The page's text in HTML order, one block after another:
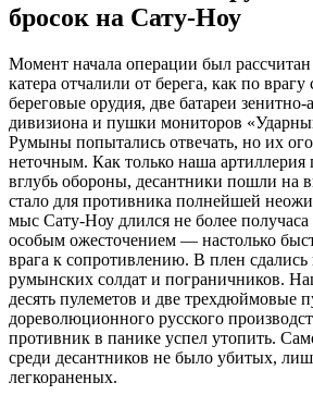
бросок на Сату-Ноу
Момент начала операции был
катера отчалили от берега, как по
береговые орудия, две батареи зенитно-
дивизиона и пушки мониторов
Румыны попытались отвечать, но их
неточным. Как только наша артиллерия
вглубь обороны, десантники пошли на
стало для противника полнейшей
мыс Сату-Ноу длился не более получаса
особым ожесточением — настолько
врага к сопротивлению. В плен сдались
румынских солдат и пограничников.
десять пулеметов и две трехдюймовые
дореволюционного русского
противник в панике успел утопить.
среди десантников не было убитых,
легкораненых.